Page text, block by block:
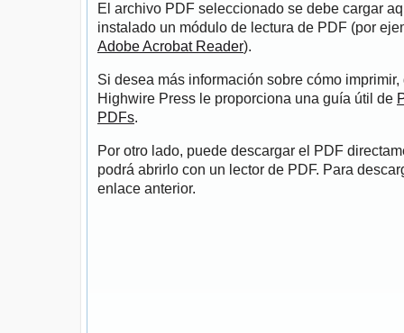
El archivo PDF seleccionado se debe cargar
instalado un módulo de lectura de PDF (por
Adobe Acrobat Reader).
Si desea más información sobre cómo
Highwire Press le proporciona una guía útil de
PDFs.
Por otro lado, puede descargar el PDF
podrá abrirlo con un lector de PDF. Para
enlace anterior.